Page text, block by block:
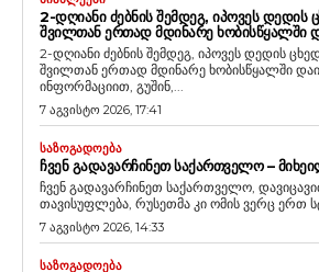
2-ᲓᲦᲘᲐᲜᲘ ᲫᲔᲑᲜᲘᲡ ᲨᲔᲛᲓᲔᲒ, ᲘᲞᲝᲕᲔᲡ ᲓᲔᲓᲘᲡ
ᲨᲕᲘᲚᲗᲐᲜ ᲔᲠᲗᲐᲓ ᲛᲓᲘᲜᲐᲠᲔ ᲮᲝᲑᲘᲡᲬᲧᲐᲚᲨᲘ
2-დღიანი ძებნის შემდეგ, იპოვეს დედის
შვილთან ერთად მდინარე ხობისწყალში
ინფორმაციით, გუშინ,...
7 აგვისტო 2026, 17:41
ᲡᲐᲖᲝᲒᲐᲓᲝᲔᲑᲐ
ᲩᲕᲔᲜ ᲒᲐᲓᲐᲕᲐᲠᲩᲘᲜᲔᲗ ᲡᲐᲥᲐᲠᲗᲕᲔᲚᲝ –
ჩვენ გადავარჩინეთ საქართველო,
თავისუფლება, რუსეთმა კი ომის ვერც ერთ
7 აგვისტო 2026, 14:33
ᲡᲐᲖᲝᲒᲐᲓᲝᲔᲑᲐ